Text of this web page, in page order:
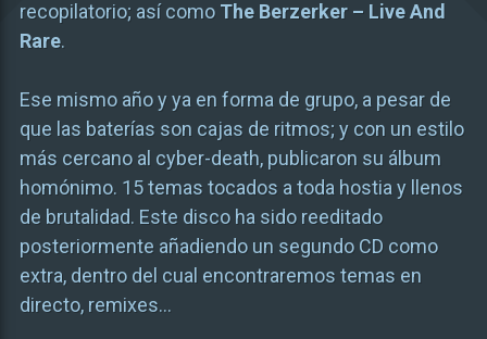
recopilatorio; así como The Berzerker – Live And
Rare.
Ese mismo año y ya en forma de grupo, a pesar de
que las baterías son cajas de ritmos; y con un estilo
más cercano al cyber-death, publicaron su álbum
homónimo. 15 temas tocados a toda hostia y llenos
de brutalidad. Este disco ha sido reeditado
posteriormente añadiendo un segundo CD como
extra, dentro del cual encontraremos temas en
directo, remixes…